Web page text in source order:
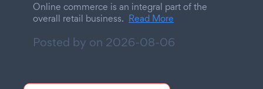
Online commerce is an integral part of the
overall retail business. Read More
Posted by on 2026-08-06